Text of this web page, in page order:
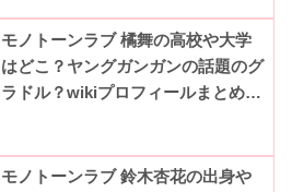
モノトーンラブ 橘舞の高校や大学
はどこ？ヤングガンガンの話題のグ
ラドル？wikiプロフィールまとめ！
モノトーンラブ 鈴木杏花の出身や